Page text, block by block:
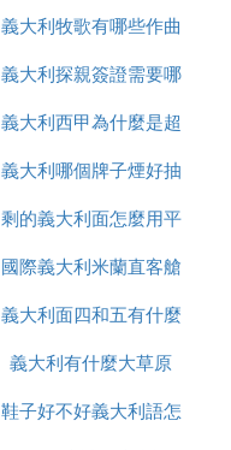
義大利牧歌有哪些作曲
大家
義大利探親簽證需要哪
些
義大利西甲為什麼是超
級甲
義大利哪個牌子煙好抽
剩的義大利面怎麼用平
底鍋加熱
國際義大利米蘭直客艙
是什麼意思
義大利面四和五有什麼
區別
義大利有什麼大草原
鞋子好不好義大利語怎